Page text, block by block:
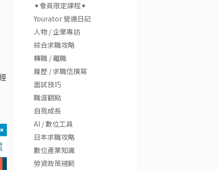
✦會員限定課程✦
Yourator 營運日記
人物 / 企業專訪
綜合求職攻略
轉職 / 離職
履歷 / 求職信撰寫
面試技巧
職涯觀點
自我成長
AI / 數位工具
日本求職攻略
數位產業知識
勞資政策規範